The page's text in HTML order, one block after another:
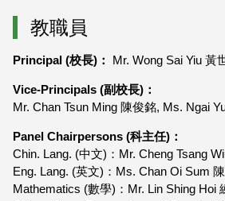
教職員
Principal (校長)： Mr. Wong Sai Yiu 黃
Vice-Principals (副校長)：
Mr. Chan Tsun Ming 陳俊銘, Ms. Ngai
Panel Chairpersons (科主任)：
Chin. Lang. (中文)：Mr. Cheng Tsang
Eng. Lang. (英文)：Ms. Chan Oi Sum
Mathematics (數學)：Mr. Lin Shing Hoi